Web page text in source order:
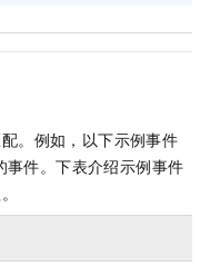
。例如，以下示例事件
事件。下表介绍示例事件